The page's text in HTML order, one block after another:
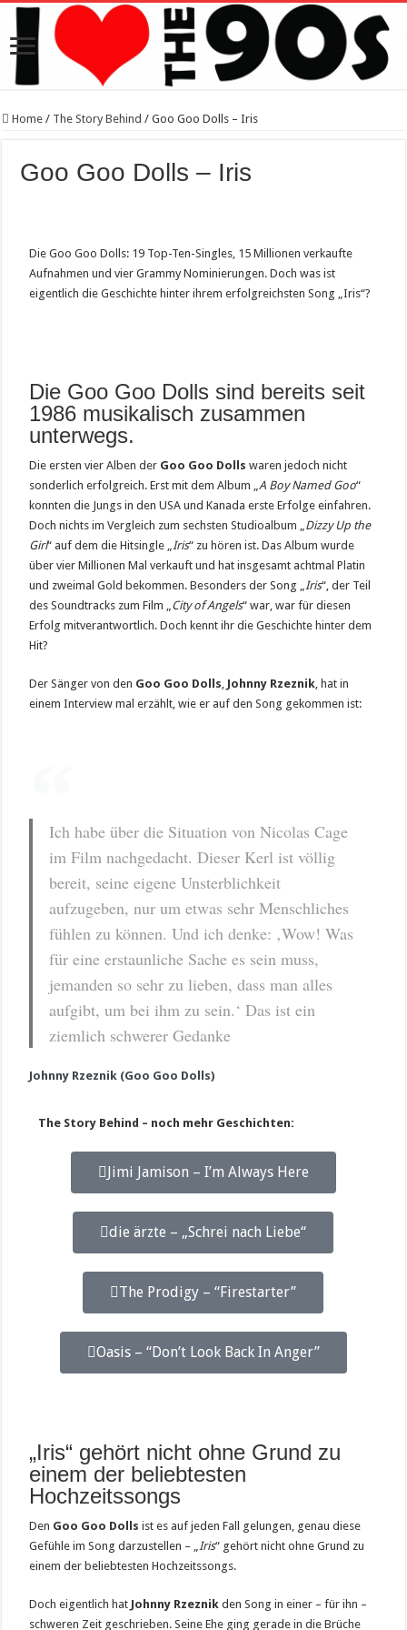
Home / The Story Behind / Goo Goo Dolls – Iris
Goo Goo Dolls – Iris
Die Goo Goo Dolls: 19 Top-Ten-Singles, 15 Millionen verkaufte
Aufnahmen und vier Grammy Nominierungen. Doch was ist
eigentlich die Geschichte hinter ihrem erfolgreichsten Song „Iris“?
Die Goo Goo Dolls sind bereits seit
1986 musikalisch zusammen
unterwegs.
Die ersten vier Alben der Goo Goo Dolls waren jedoch nicht
sonderlich erfolgreich. Erst mit dem Album „A Boy Named Goo“
konnten die Jungs in den USA und Kanada erste Erfolge einfahren.
Doch nichts im Vergleich zum sechsten Studioalbum „Dizzy Up the
Girl“ auf dem die Hitsingle „Iris“ zu hören ist. Das Album wurde
über vier Millionen Mal verkauft und hat insgesamt achtmal Platin
und zweimal Gold bekommen. Besonders der Song „Iris“, der Teil
des Soundtracks zum Film „City of Angels“ war, war für diesen
Erfolg mitverantwortlich. Doch kennt ihr die Geschichte hinter dem
Hit?
Der Sänger von den Goo Goo Dolls, Johnny Rzeznik, hat in
einem Interview mal erzählt, wie er auf den Song gekommen ist:
Ich habe über die Situation von Nicolas Cage
im Film nachgedacht. Dieser Kerl ist völlig
bereit, seine eigene Unsterblichkeit
aufzugeben, nur um etwas sehr Menschliches
fühlen zu können. Und ich denke: ‚Wow! Was
für eine erstaunliche Sache es sein muss,
jemanden so sehr zu lieben, dass man alles
aufgibt, um bei ihm zu sein.‘ Das ist ein
ziemlich schwerer Gedanke
Johnny Rzeznik (Goo Goo Dolls)
The Story Behind – noch mehr Geschichten:
Jimi Jamison – I’m Always Here
die ärzte – „Schrei nach Liebe“
The Prodigy – “Firestarter”
Oasis – “Don’t Look Back In Anger”
„Iris“ gehört nicht ohne Grund zu
einem der beliebtesten
Hochzeitssongs
Den Goo Goo Dolls ist es auf jeden Fall gelungen, genau diese
Gefühle im Song darzustellen – „Iris“ gehört nicht ohne Grund zu
einem der beliebtesten Hochzeitssongs.
Doch eigentlich hat Johnny Rzeznik den Song in einer – für ihn –
schweren Zeit geschrieben. Seine Ehe ging gerade in die Brüche